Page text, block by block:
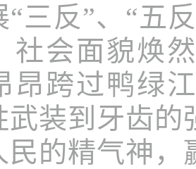
“三反”、“五
社会面貌焕
昂跨过鸭绿
武装到牙齿
民的精气神